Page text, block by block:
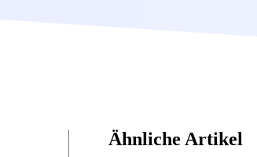
Ähnliche Artikel